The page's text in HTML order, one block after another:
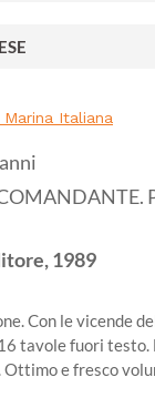
Marina Italiana
1989
Con le vicende
tavole fuori
e fresco